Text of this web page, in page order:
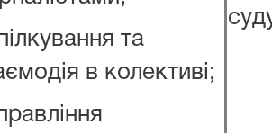
та
в колективі;